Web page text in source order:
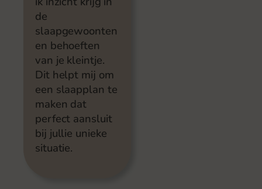
de
slaapgewoonten
en behoeften
van je kleintje.
Dit helpt mij om
een slaapplan te
maken dat
perfect aansluit
bij jullie unieke
situatie.